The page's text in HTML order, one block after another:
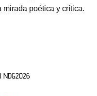
mirada poética y crítica.
NDG2026